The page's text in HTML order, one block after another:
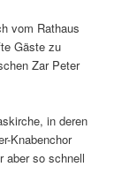
vom Rathaus
Gäste zu
Zar Peter
in deren
Knabenchor
aber so schnell